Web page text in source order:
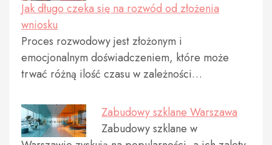
Jak długo czeka się na rozwód od złożenia
wniosku
Proces rozwodowy jest złożonym i
emocjonalnym doświadczeniem, które może
trwać różną ilość czasu w zależności…
Zabudowy szklane Warszawa
Zabudowy szklane w